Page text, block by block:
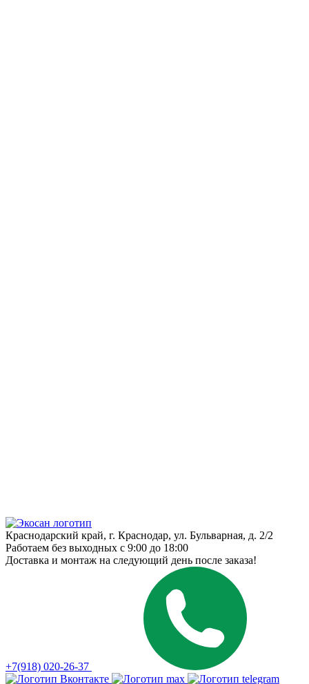
Краснодарский край, г. Краснодар, ул. Бульварная, д. 2/2
Работаем без выходных с 9:00 до 18:00
Доставка и монтаж на следующий день после заказа!
+7(918) 020-26-37